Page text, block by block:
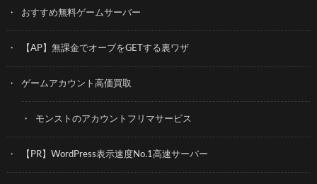
おすすめ無料ゲームサーバー
【AP】無課金でオーブをGETする裏ワザ
ゲームアカウント高価買取
モンストのアカウントフリマサービス
【PR】WordPress表示速度No.1高速サーバー